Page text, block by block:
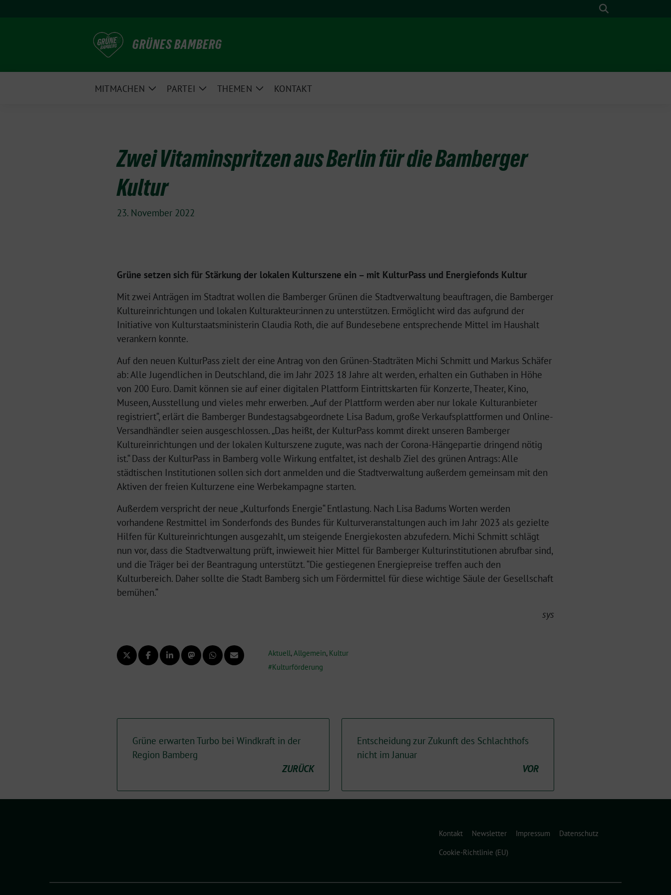
Suche
GRÜNES BAMBERG
MITMACHEN
ZeigePARTEI
ZeigeTHEMEN
ZeigeKONTAKT
Zwei Vitaminspritzen aus Berlin für die Bamberger
Kultur
23. November 2022
Grüne setzen sich für Stärkung der lokalen Kulturszene ein – mit KulturPass und Energiefonds Kultur
Mit zwei Anträgen im Stadtrat wollen die Bamberger Grünen die Stadtverwaltung beauftragen, die Bamberger
Kultureinrichtungen und lokalen Kulturakteur:innen zu unterstützen. Ermöglicht wird das aufgrund der
Initiative von Kulturstaatsministerin Claudia Roth, die auf Bundesebene entsprechende Mittel im Haushalt
verankern konnte.
Auf den neuen KulturPass zielt der eine Antrag von den Grünen-Stadträten Michi Schmitt und Markus Schäfer
ab: Alle Jugendlichen in Deutschland, die im Jahr 2023 18 Jahre alt werden, erhalten ein Guthaben in Höhe
von 200 Euro. Damit können sie auf einer digitalen Plattform Eintrittskarten für Konzerte, Theater, Kino,
Museen, Ausstellung und vieles mehr erwerben. „Auf der Plattform werden aber nur lokale Kulturanbieter
registriert“, erlärt die Bamberger Bundestagsabgeordnete Lisa Badum, große Verkaufsplattformen und Online-
Versandhändler seien ausgeschlossen. „Das heißt, der KulturPass kommt direkt unseren Bamberger
Kultureinrichtungen und der lokalen Kulturszene zugute, was nach der Corona-Hängepartie dringend nötig
ist.“ Dass der KulturPass in Bamberg volle Wirkung entfaltet, ist deshalb Ziel des grünen Antrags: Alle
städtischen Institutionen sollen sich dort anmelden und die Stadtverwaltung außerdem gemeinsam mit den
Aktiven der freien Kulturzene eine Werbekampagne starten.
Außerdem verspricht der neue „Kulturfonds Energie“ Entlastung. Nach Lisa Badums Worten werden
vorhandene Restmittel im Sonderfonds des Bundes für Kulturveranstaltungen auch im Jahr 2023 als gezielte
Hilfen für Kultureinrichtungen ausgezahlt, um steigende Energiekosten abzufedern. Michi Schmitt schlägt
nun vor, dass die Stadtverwaltung prüft, inwieweit hier Mittel für Bamberger Kulturinstitutionen abrufbar sind,
und die Träger bei der Beantragung unterstützt. “Die gestiegenen Energiepreise treffen auch den
Kulturbereich. Daher sollte die Stadt Bamberg sich um Fördermittel für diese wichtige Säule der Gesellschaft
bemühen.“
sys
Aktuell,Allgemein, Kultur
Kulturförderung
Grüne erwarten Turbo bei Windkraft in der
Region Bamberg
ZURÜCK
Entscheidung zur Zukunft des Schlachthofs
nicht im Januar
VOR
Kontakt Newsletter Impressum
Datenschutz
Cookie-Richtlinie (EU)